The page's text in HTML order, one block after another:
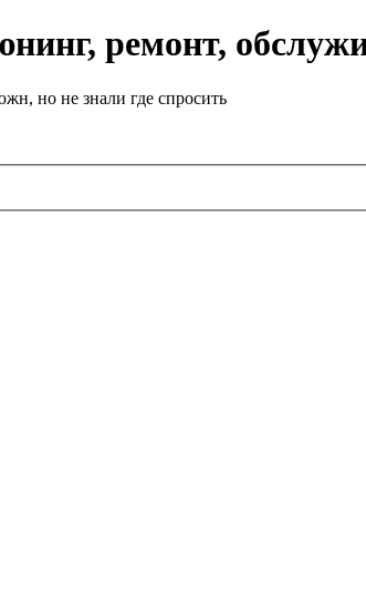
ремонт,
но не знали где спросить